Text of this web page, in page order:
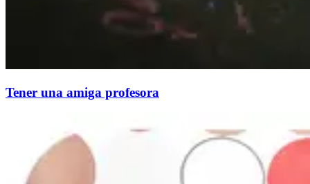
Tener una amiga profesora